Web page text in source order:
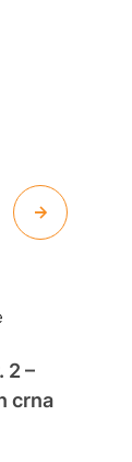
2 –
crna